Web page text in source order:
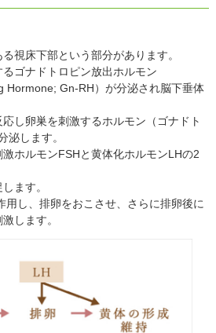
視床下部という部分があります。
ゴナドトロピン放出ホルモン
Hormone; Gn-RH）が分泌され脳下垂体
し卵巣を刺激するホルモン（ゴナドト
泌します。
ホルモンFSHと黄体化ホルモンLHの2
ます。
用し、排卵をおこさせ、さらに排卵後に
します。